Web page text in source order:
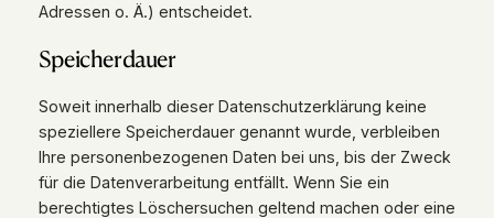
Adressen o. Ä.) entscheidet.
Speicherdauer
Soweit innerhalb dieser Datenschutzerklärung keine
speziellere Speicherdauer genannt wurde, verbleiben
Ihre personenbezogenen Daten bei uns, bis der Zweck
für die Datenverarbeitung entfällt. Wenn Sie ein
berechtigtes Löschersuchen geltend machen oder eine